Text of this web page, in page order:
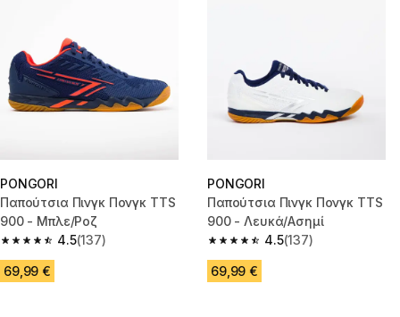
PONGORI
Παπούτσια Πινγκ Πονγκ TTS
900 - Μπλε/Ροζ
4.5
4.5 out of 5 stars from 137 reviews
(137)
69,99 €
PONGORI
Παπούτσια Πινγκ Πονγκ TTS
900 - Λευκά/Ασημί
4.5
4.5 out of 5 stars from 137
(137)
69,99 €